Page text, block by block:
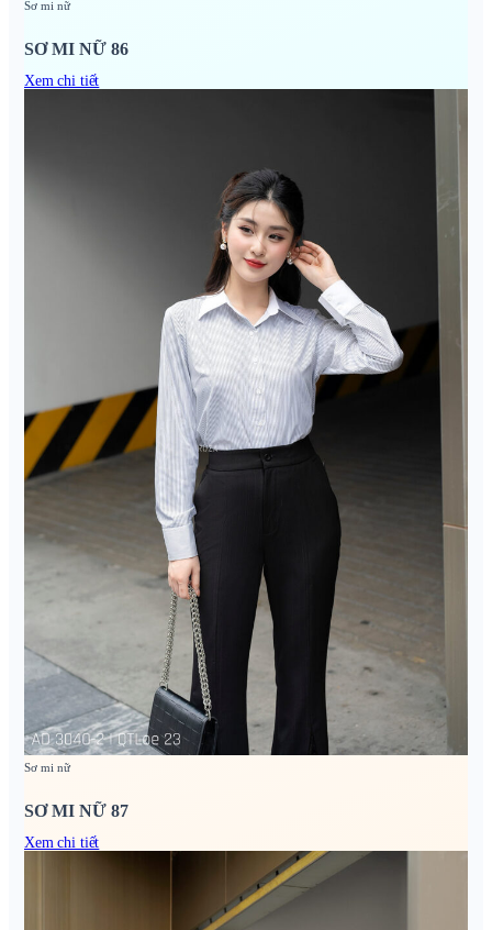
Sơ mi nữ
SƠ MI NỮ 86
Xem chi tiết
Sơ mi nữ
SƠ MI NỮ 87
Xem chi tiết